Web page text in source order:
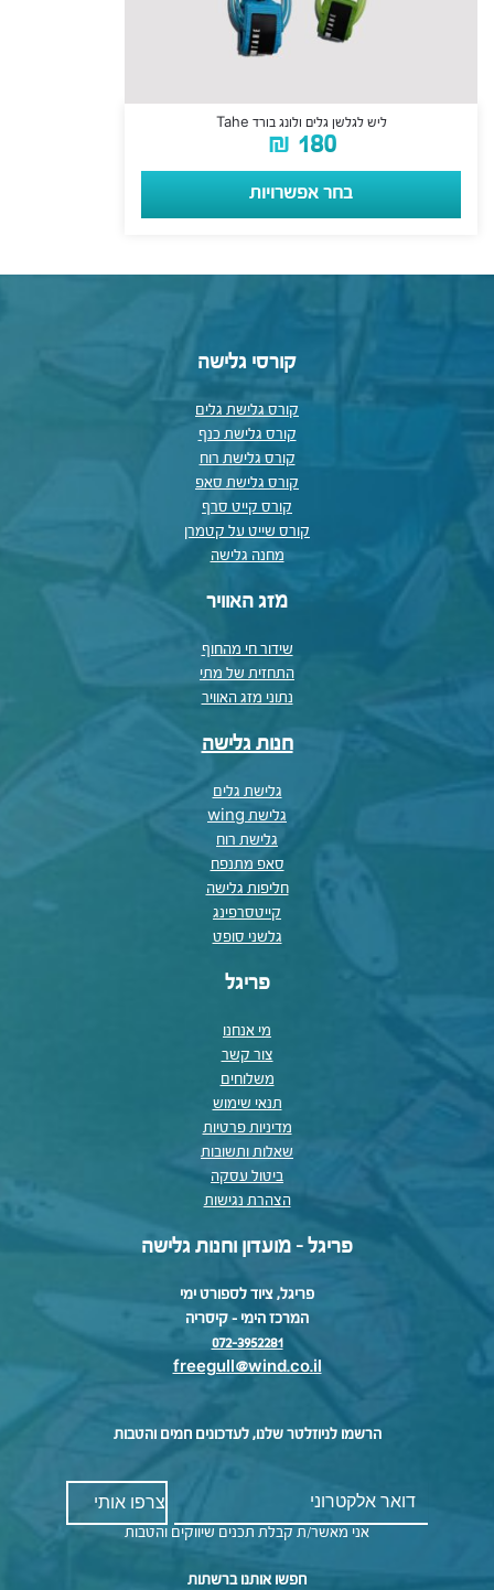
ליש לגלשן גלים ולונג בורד Tahe
₪ 180
בחר אפשרויות
קורסי גלישה
קורס גלישת גלים
קורס גלישת כנף
קורס גלישת רוח
קורס גלישת סאפ
קורס קייט סרף
קורס שייט על קטמרן
מחנה גלישה
מזג האוויר
שידור חי מהחוף
התחזית של מתי
נתוני מזג האוויר
חנות גלישה
גלישת גלים
גלישת wing
גלישת רוח
סאפ מתנפח
חליפות גלישה
קייטסרפינג
גלשני סופט
פריגל
מי אנחנו
צור קשר
משלוחים
תנאי שימוש
מדיניות פרטיות
שאלות ותשובות
ביטול עסקה
הצהרת נגישות
פריגל - מועדון וחנות גלישה
פריגל, ציוד לספורט ימי
המרכז הימי – קיסריה
072-3952281
freegull@wind.co.il
הרשמו לניוזלטר שלנו, לעדכונים חמים והטבות
אני מאשר/ת קבלת תכנים שיווקים והטבות
חפשו אותנו ברשתות